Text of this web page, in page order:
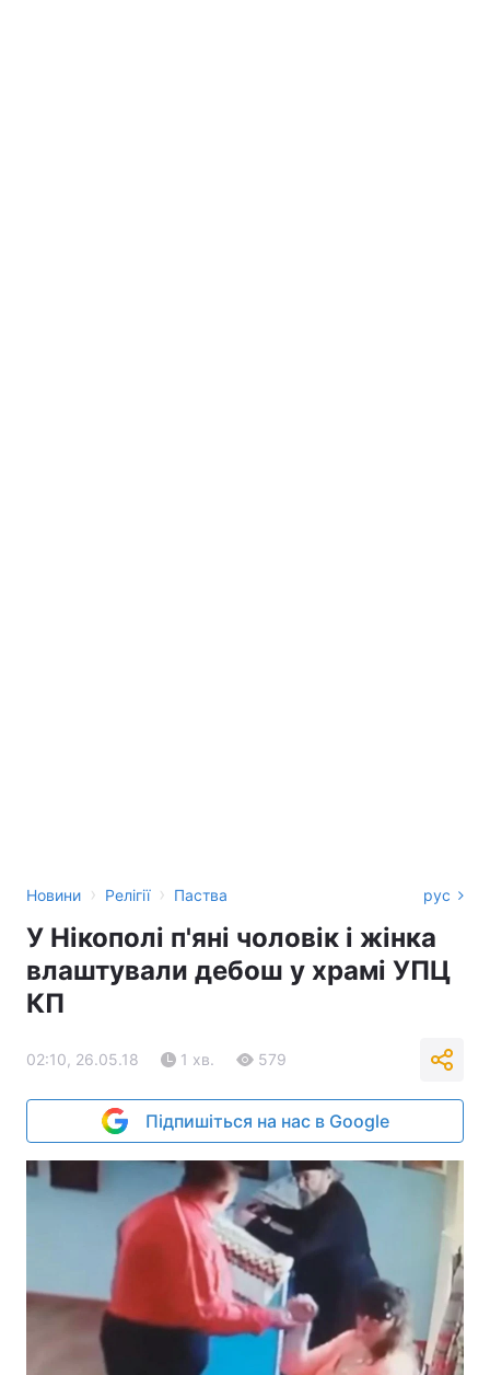
Новини › Релігії › Паства рус
У Нікополі п'яні чоловік і жінка
влаштували дебош у храмі УПЦ
КП
02:10, 26.05.18 1 хв. 579
Підпишіться на нас в Google